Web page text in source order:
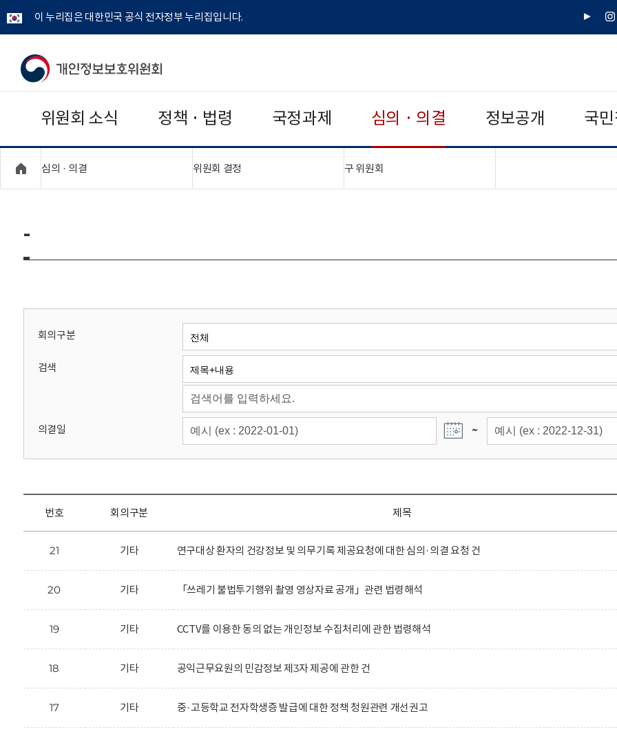
이 누리집은 대한민국 공식 전자정부 누리집입니다.
유
인
개
보
보
위
회
위원회 소식 정책 · 법령 국정과제 심의 · 의결 정보공개 국
심의 · 의결 위원회 결정 구 위원회
-
회의구분
검색
의결일 ~
번호 회의구분 제목
21 기타 연구대상 환자의 건강정보 및 의무기록 제공요청에 대한 심의·의결 요청 건
20 기타 「쓰레기 불법투기행위 촬영 영상자료 공개」관련 법령해석
19 기타 CCTV를 이용한 동의 없는 개인정보 수집처리에 관한 법령해석
18 기타 공익근무요원의 민감정보 제3자 제공에 관한 건
17 기타 중·고등학교 전자학생증 발급에 대한 정책 청원관련 개선권고